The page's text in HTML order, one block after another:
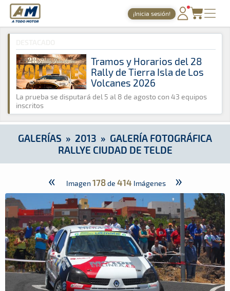
A Todo Motor · Revista del motor desde 1999
¡Inicia sesión!
PORTADA
TIEMPOS ONLINE
NOTICIAS
AGENDA
GALERÍAS
TIENDA
ARCHIVO
A Todo Motor » Galerías » 2013 » Galería Fotográfica Rallye
Tramos y Horarios del 28
Rally de Tierra Isla de Los
Volcanes 2026
La prueba se disputará del 5 al 8 de agosto con 43 equipos
inscritos
GALERÍAS » 2013 » GALERÍA FOTOGRÁFICA
RALLYE CIUDAD DE TELDE
« Imagen 178de 414 Imágenes »